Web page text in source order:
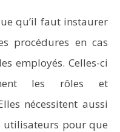
qu’il faut instaurer
procédures en cas
employés. Celles-ci
les rôles et
nécessitent aussi
utilisateurs pour que